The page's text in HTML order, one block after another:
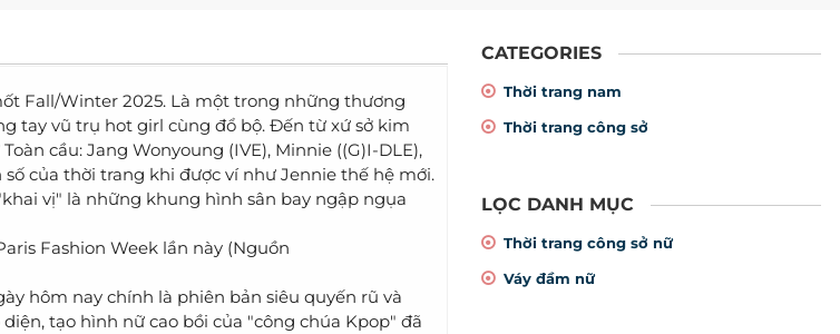
Fall/Winter 2025. Là một trong những thương
tay vũ trụ hot girl cùng đổ bộ. Đến từ xứ sở kim
cầu: Jang Wonyoung (IVE), Minnie ((G)I-DLE),
của thời trang khi được ví như Jennie thế hệ mới.
vị" là những khung hình sân bay ngập ngụa
Fashion Week lần này (Nguồn
hôm nay chính là phiên bản siêu quyến rũ và
tạo hình nữ cao bồi của "công chúa Kpop" đã
CATEGORIES
Thời trang nam
Thời trang công sở
LỌC DANH MỤC
Thời trang công sở nữ
Váy đầm nữ